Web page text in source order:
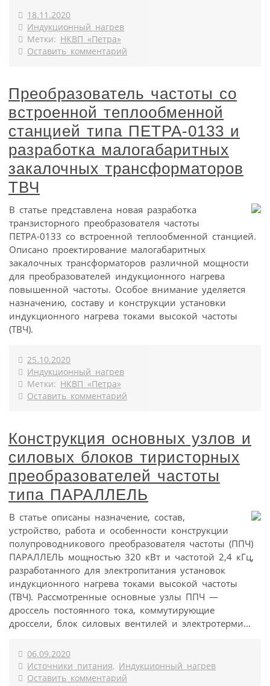
18.11.2020
Индукционный нагрев
Метки: НКВП «Петра»
Оставить комментарий
Преобразователь частоты со
встроенной теплообменной
станцией типа ПЕТРА-0133 и
разработка малогабаритных
закалочных трансформаторов
ТВЧ
В статье представлена новая разработка
транзисторного преобразователя частоты
ПЕТРА-0133 со встроенной теплообменной станцией.
Описано проектирование малогабаритных
закалочных трансформаторов различной мощности
для преобразователей индукционного нагрева
повышенной частоты. Особое внимание уделяется
назначению, составу и конструкции установки
индукционного нагрева токами высокой частоты
(ТВЧ).
25.10.2020
Индукционный нагрев
Метки: НКВП «Петра»
Оставить комментарий
Конструкция основных узлов и
силовых блоков тиристорных
преобразователей частоты
типа ПАРАЛЛЕЛЬ
В статье описаны назначение, состав,
устройство, работа и особенности конструкции
полупроводникового преобразователя частоты (ППЧ)
ПАРАЛЛЕЛЬ мощностью 320 кВт и частотой 2,4 кГц,
разработанного для электропитания установок
индукционного нагрева токами высокой частоты
(ТВЧ). Рассмотренные основные узлы ППЧ —
дроссель постоянного тока, коммутирующие
дроссели, блок силовых вентилей и электротерми...
06.09.2020
Источники питания, Индукционный нагрев
Оставить комментарий